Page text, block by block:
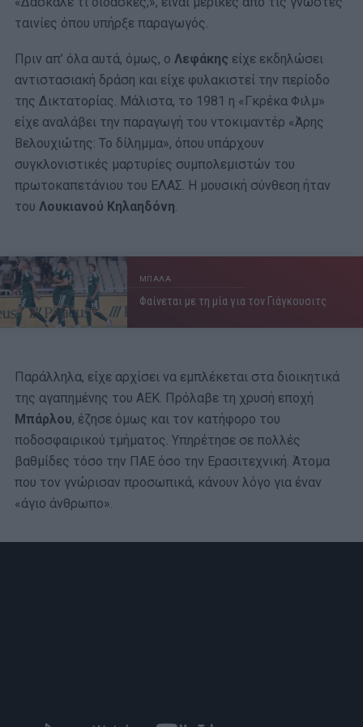
ταινίες όπου υπήρξε παραγωγός.
Πριν απ’ όλα αυτά, όμως, ο Λεφάκης είχε εκδηλώσει
αντιστασιακή δράση και είχε φυλακιστεί την περίοδο
της Δικτατορίας. Μάλιστα, το 1981 η «Γκρέκα Φιλμ»
είχε αναλάβει την παραγωγή του ντοκιμαντέρ «Άρης
Βελουχιώτης: Το δίλημμα», όπου υπάρχουν
συγκλονιστικές μαρτυρίες συμπολεμιστών του
πρωτοκαπετάνιου του ΕΛΑΣ. Η μουσική σύνθεση ήταν
του Λουκιανού Κηλαηδόνη
ΜΠΑΛΑ
Φαίνεται με τη μία για τον Γιάγκουσιτς
Παράλληλα, είχε αρχίσει να εμπλέκεται στα διοικητικά
της αγαπημένης του ΑΕΚ. Πρόλαβε τη χρυσή εποχή
Μπάρλου, έζησε όμως και τον κατήφορο του
ποδοσφαιρικού τμήματος. Υπηρέτησε σε πολλές
βαθμίδες τόσο την ΠΑΕ όσο την Ερασιτεχνική. Άτομα
που τον γνώρισαν προσωπικά, κάνουν λόγο για έναν
«άγιο άνθρωπο».